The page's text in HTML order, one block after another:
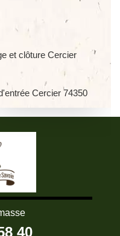
et clôture Cercier
Cercier 74350
40